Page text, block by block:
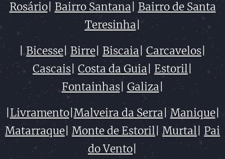
Rosário| Bairro Santana
Bairro de Santa
Teresinha
|Bicesse Birre| Biscaia Carcavelos
Cascais Costa da Guia Estoril |
Fontainhas| Galiza
Livramento| Malveira da Serra|Manique|
Matarraque| Monte de Estoril Murtal Pai
do Vento